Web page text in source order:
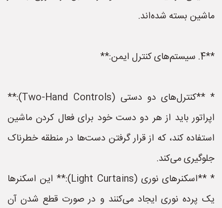
ماشین بسته شده‌اند.
**4. سیستم‌های کنترل ایمن:**
* **کنترل‌های دو دستی (Two-Hand Controls):**
اپراتور باید از هر دو دست خود برای فعال کردن ماشین
استفاده کند، که از قرار گرفتن دست‌ها در منطقه خطرناک
جلوگیری می‌کند.
* **اسکنرهای نوری (Light Curtains):** این اسکنرها
یک پرده نوری ایجاد می‌کنند و در صورت قطع شدن آن